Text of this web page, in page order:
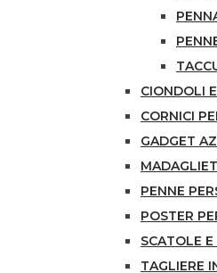
CIONDOLI
CORNICI
GADGET
PENNE
POSTER
SCATOLE
TAGLIERE